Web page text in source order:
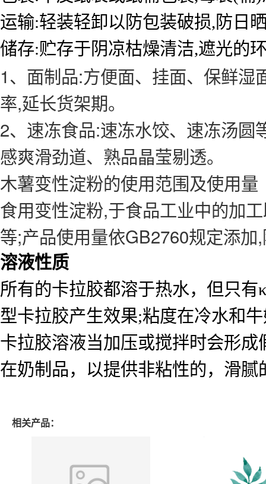
运输:轻装轻卸以防包装破损,防日
储存:贮存于阴凉枯燥清洁,遮光的
1、面制品:方便面、挂面、保鲜
率,延长货架期。
2、速冻食品:速冻水饺、速冻汤
感爽滑劲道、熟品晶莹剔透。
木薯变性淀粉的使用范围及使用量
食用变性淀粉,于食品工业中的加
等;产品使用量依GB2760规定添
溶液性质
所有的卡拉胶都溶于热水，但只
型卡拉胶产生效果;粘度在冷水和
卡拉胶溶液当加压或搅拌时会形
在奶制品，以提供非粘性的，滑腻
相关产品：